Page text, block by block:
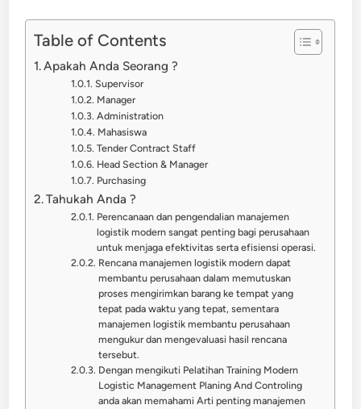
Table of Contents
Apakah Anda Seorang ?
Supervisor
Manager
Administration
Mahasiswa
Tender Contract Staff
Head Section & Manager
Purchasing
Tahukah Anda ?
Perencanaan dan pengendalian manajemen
logistik modern sangat penting bagi perusahaan
untuk menjaga efektivitas serta efisiensi operasi.
Rencana manajemen logistik modern dapat
membantu perusahaan dalam memutuskan
proses mengirimkan barang ke tempat yang
tepat pada waktu yang tepat, sementara
manajemen logistik membantu perusahaan
mengukur dan mengevaluasi hasil rencana
tersebut.
Dengan mengikuti Pelatihan Training Modern
Logistic Management Planing And Controling
anda akan memahami Arti penting manajemen